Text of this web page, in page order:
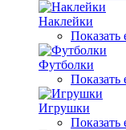
Наклейки
Показать
Футболки
Показать
Игрушки
Показать